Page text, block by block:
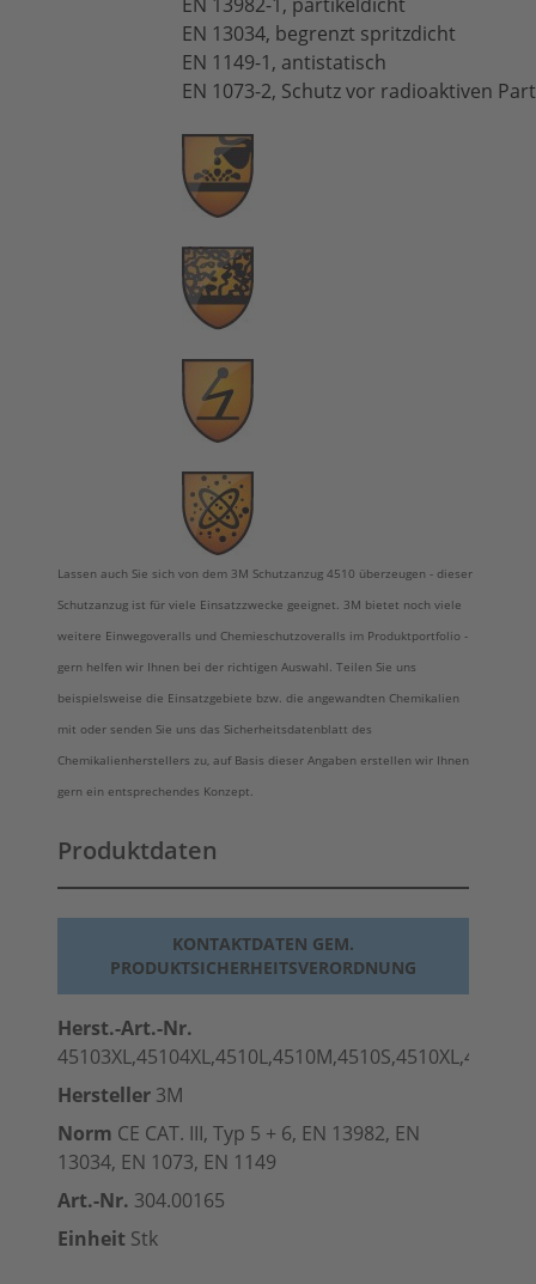
EN 13034, begrenzt spritzdicht
EN 1149-1, antistatisch
EN 1073-2, Schutz vor radioaktiven
Lassen auch Sie sich von dem 3M Schutzanzug 4510 überzeugen - dieser
Schutzanzug ist für viele Einsatzzwecke geeignet. 3M bietet noch viele
weitere Einwegoveralls und Chemieschutzoveralls im Produktportfolio -
gern helfen wir Ihnen bei der richtigen Auswahl. Teilen Sie uns
beispielsweise die Einsatzgebiete bzw. die angewandten Chemikalien
mit oder senden Sie uns das Sicherheitsdatenblatt des
Chemikalienherstellers zu, auf Basis dieser Angaben erstellen wir Ihnen
gern ein entsprechendes Konzept.
Produktdaten
KONTAKTDATEN GEM.
PRODUKTSICHERHEITSVERORDNUNG
Herst.-Art.-Nr.
Hersteller 3M
Norm CE CAT. III, Typ 5 + 6, EN 13982, EN
13034, EN 1073, EN 1149
Art.-Nr. 304.00165
Einheit Stk